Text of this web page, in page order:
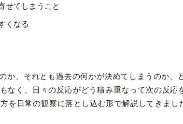
せてしまうこと
くなる
か、それとも過去の何かが決めてしまうのか、
なく、日々の反応がどう積み重なって次の反応
を日常の観察に落とし込む形で解説してきまし